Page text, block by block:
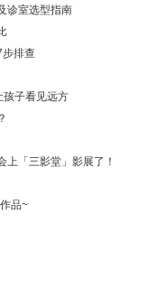
诊室选型指南
排查
孩子看见远方
「三影堂」影展了！
品~